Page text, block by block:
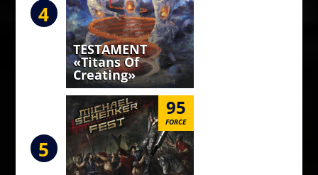
4
TESTAMENT
«Titans Of
Creating»
5
95
FORCE